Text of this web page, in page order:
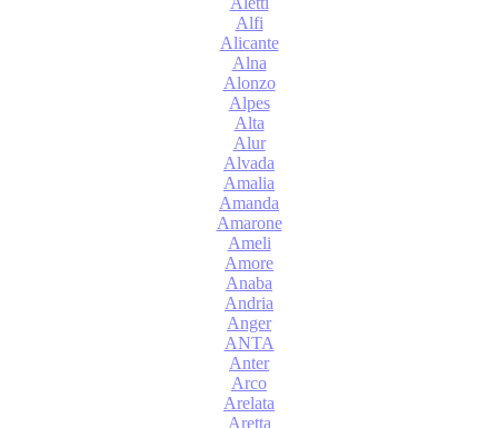
Alfi
Alicante
Alna
Alonzo
Alpes
Alta
Alur
Alvada
Amalia
Amanda
Amarone
Ameli
Amore
Anaba
Andria
Anger
ANTA
Anter
Arco
Arelata
Aretta